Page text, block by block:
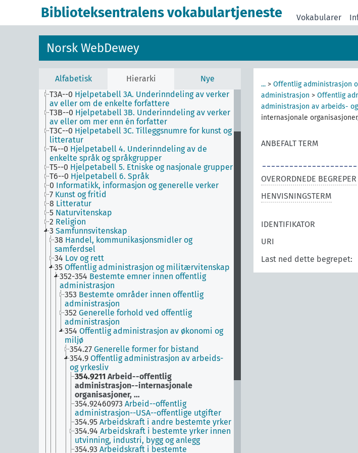
Biblioteksentralens vokabulartjeneste Vokabularer
Norsk WebDewey
Alfabetisk Hierarki Nye
T2--0 Hjelpetabell 2. Geografiske områder,
historiske perioder, biografier
Hjelpetabell 3. Underinndeling av kunst, av
de enkelte språks litteraturer, av bestemte
T3A--0 Hjelpetabell 3A. Underinndeling av verker
av eller om de enkelte forfattere
T3B--0 Hjelpetabell 3B. Underinndeling av verker
av eller om mer enn én forfatter
T3C--0 Hjelpetabell 3C. Tilleggsnumre for kunst og
litteratur
T4--0 Hjelpetabell 4. Underinndeling av de
enkelte språk og språkgrupper
T5--0 Hjelpetabell 5. Etniske og nasjonale grupper
T6--0 Hjelpetabell 6. Språk
0 Informatikk, informasjon og generelle verker
7 Kunst og fritid
8 Litteratur
5 Naturvitenskap
2 Religion
3 Samfunnsvitenskap
38 Handel, kommunikasjonsmidler og
samferdsel
34 Lov og rett
35 Offentlig administrasjon og militærvitenskap
352-354 Bestemte emner innen offentlig
administrasjon
353 Bestemte områder innen offentlig
administrasjon
352 Generelle forhold ved offentlig
administrasjon
354 Offentlig administrasjon av økonomi og
miljø
354.27 Generelle former for bistand
354.9 Offentlig administrasjon av arbeids-
og yrkesliv
354.9211 Arbeid--offentlig
administrasjon--internasjonale
organisasjoner, …
354.92460973 Arbeid--offentlig
administrasjon--USA--offentlige utgifter
354.95 Arbeidskraft i andre bestemte yrker
354.94 Arbeidskraft i bestemte yrker innen
utvinning, industri, bygg og anlegg
354.93 Arbeidskraft i bestemte
... > Offentlig administrasjon
administrasjon > Offentlig
administrasjon av arbeids-
internasjonale
ANBEFALT TERM
OVERORDNEDE BEGREPER
HENVISNINGSTERM
IDENTIFIKATOR
URI
Last ned dette begrepet: